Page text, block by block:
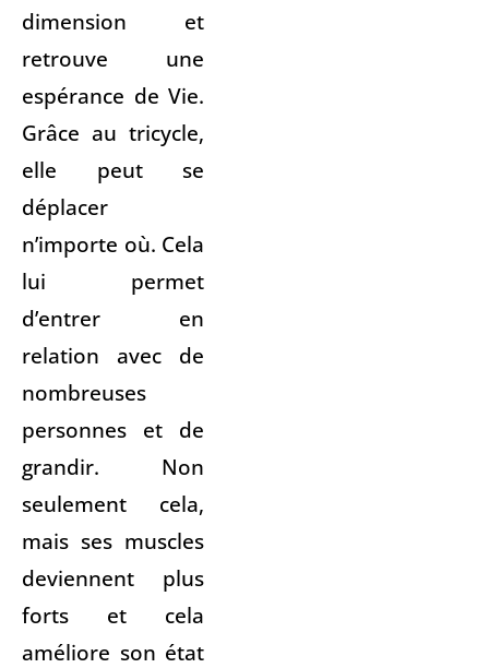
dimension et
retrouve une
espérance de Vie.
Grâce au tricycle,
elle peut se
déplacer
n’importe où. Cela
lui permet
d’entrer en
relation avec de
nombreuses
personnes et de
grandir. Non
seulement cela,
mais ses muscles
deviennent plus
forts et cela
améliore son état